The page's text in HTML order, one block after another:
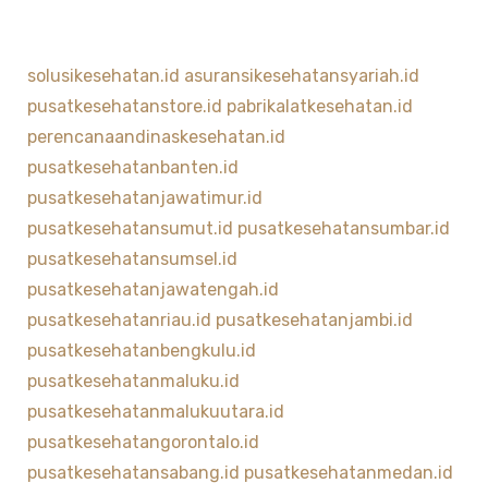
solusikesehatan.id asuransikesehatansyariah.id
pusatkesehatanstore.id pabrikalatkesehatan.id
perencanaandinaskesehatan.id
pusatkesehatanbanten.id
pusatkesehatanjawatimur.id
pusatkesehatansumut.id pusatkesehatansumbar.id
pusatkesehatansumsel.id
pusatkesehatanjawatengah.id
pusatkesehatanriau.id pusatkesehatanjambi.id
pusatkesehatanbengkulu.id
pusatkesehatanmaluku.id
pusatkesehatanmalukuutara.id
pusatkesehatangorontalo.id
pusatkesehatansabang.id pusatkesehatanmedan.id